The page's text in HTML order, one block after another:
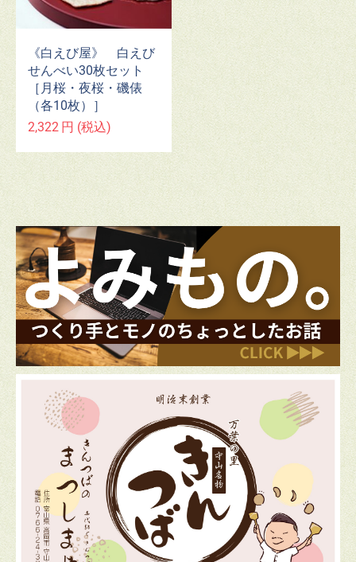
《白えび屋》 白えび
せんべい30枚セット
［月桜・夜桜・磯俵
（各10枚）］
2,322 円 (税込)